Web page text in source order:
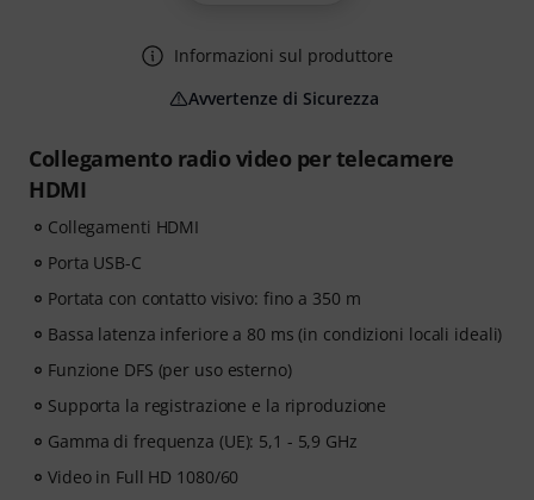
Collegamento radio video per telecamere
HDMI
Collegamenti HDMI
Porta USB-C
Portata con contatto visivo: fino a 350 m
Bassa latenza inferiore a 80 ms (in condizioni locali ideali)
Funzione DFS (per uso esterno)
Supporta la registrazione e la riproduzione
Gamma di frequenza (UE): 5,1 - 5,9 GHz
Video in Full HD 1080/60
Informazioni sul produttore
Avvertenze di Sicurezza